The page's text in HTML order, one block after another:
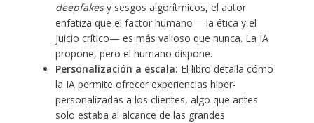
deepfakesy sesgos algorítmicos, el autor
enfatiza que el factor humano —la ética y el
juicio crítico— es más valioso que nunca. La IA
propone, pero el humano dispone.
Personalización a escala: El libro detalla cómo
la IA permite ofrecer experiencias hiper-
personalizadas a los clientes, algo que antes
solo estaba al alcance de las grandes